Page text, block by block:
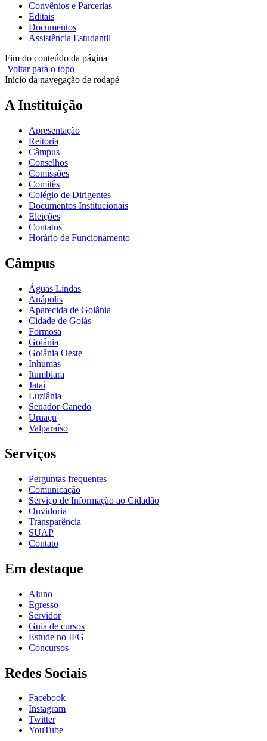
Convênios e Parcerias
Editais
Documentos
Assistência Estudantil
Fim do conteúdo da página
Voltar para o topo
Início da navegação de rodapé
A Instituição
Apresentação
Reitoria
Câmpus
Conselhos
Comissões
Comitês
Colégio de Dirigentes
Documentos Institucionais
Eleições
Contatos
Horário de Funcionamento
Câmpus
Águas Lindas
Anápolis
Aparecida de Goiânia
Cidade de Goiás
Formosa
Goiânia
Goiânia Oeste
Inhumas
Itumbiara
Jataí
Luziânia
Senador Canedo
Uruaçu
Valparaíso
Serviços
Perguntas frequentes
Comunicação
Serviço de Informação ao Cidadão
Ouvidoria
Transparência
SUAP
Contato
Em destaque
Aluno
Egresso
Servidor
Guia de cursos
Estude no IFG
Concursos
Redes Sociais
Facebook
Instagram
Twitter
YouTube